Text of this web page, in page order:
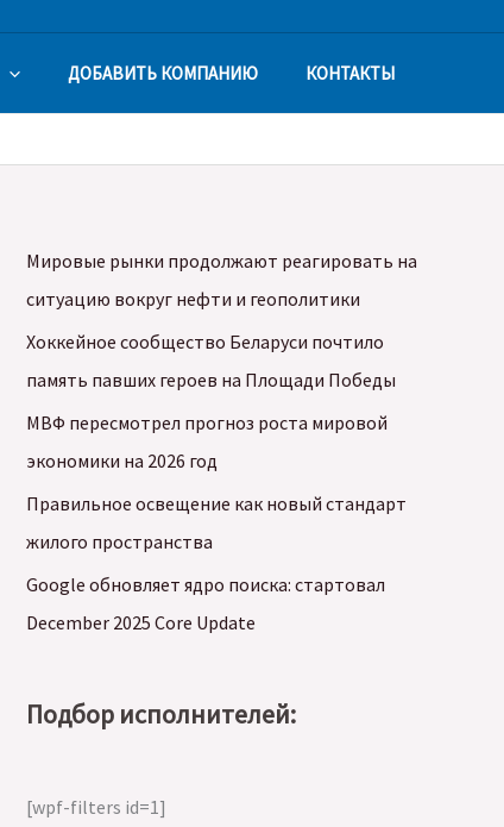
ДОБАВИТЬ КОМПАНИЮ КОНТАКТЫ
Мировые рынки продолжают реагировать на
ситуацию вокруг нефти и геополитики
Хоккейное сообщество Беларуси почтило
память павших героев на Площади Победы
МВФ пересмотрел прогноз роста мировой
экономики на 2026 год
Правильное освещение как новый стандарт
жилого пространства
Google обновляет ядро поиска: стартовал
December 2025 Core Update
Подбор исполнителей:
[wpf-filters id=1]